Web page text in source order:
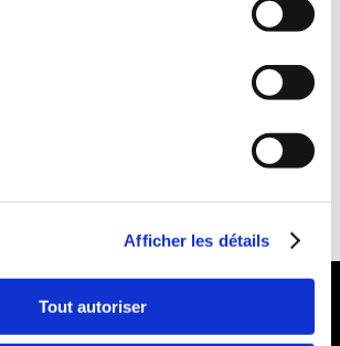
Afficher les détails
Tout autoriser
MODES DE PAIEMENT